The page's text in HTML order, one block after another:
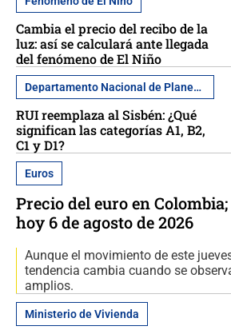
Cambia el precio del recibo de la
luz: así se calculará ante llegada
del fenómeno de El Niño
Departamento Nacional de Planeación
RUI reemplaza al Sisbén: ¿Qué
significan las categorías A1, B2,
C1 y D1?
Euros
Precio del euro en
hoy 6 de agosto de 2026
Aunque el movimiento de este
tendencia cambia cuando se
amplios.
Ministerio de Vivienda